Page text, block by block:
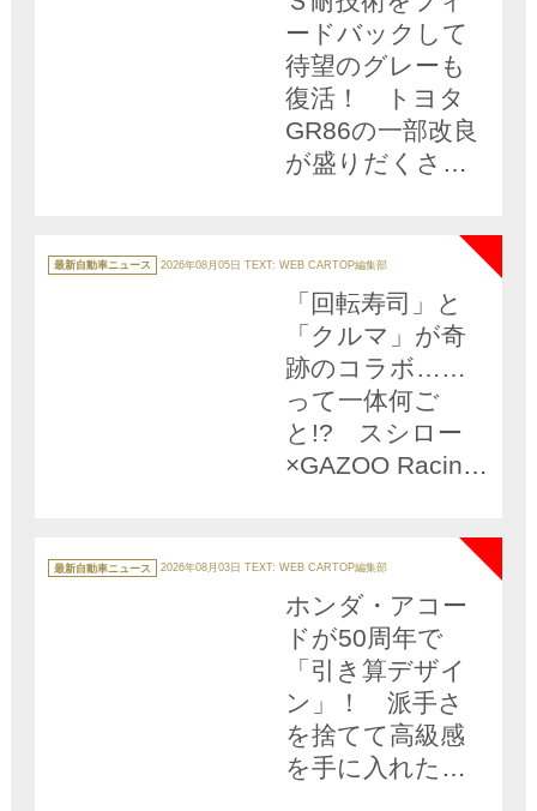
ードバックして
待望のグレーも
復活！ トヨタ
GR86の一部改良
が盛りだくさん
テ
ゴ
最新自動車ニュース 2026年08月05日 TEXT: WEB CARTOP編集部
「回転寿司」と
「クルマ」が奇
跡のコラボ……
って一体何ご
と!? スシロー
×GAZOO Racing
が激熱すぎる!!
テ
ゴ
最新自動車ニュース 2026年08月03日 TEXT: WEB CARTOP編集部
ホンダ・アコー
ドが50周年で
「引き算デザイ
ン」！ 派手さ
を捨てて高級感
を手に入れた一